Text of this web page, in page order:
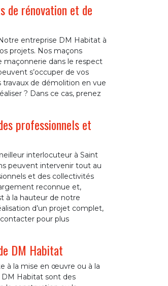
de rénovation et de
entreprise DM Habitat à
projets. Nos maçons
dans le respect
s’occuper de vos
travaux de démolition en vue
? Dans ce cas, prenez
professionnels et
interlocuteur à Saint
peuvent intervenir tout au
et des collectivités
reconnue et,
à la hauteur de notre
d’un projet complet,
pour plus
DM Habitat
à la mise en œuvre ou à la
Habitat sont des